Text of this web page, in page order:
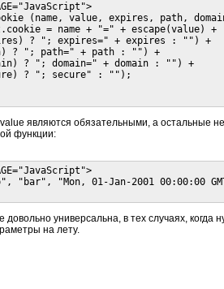
(name, value, expires, path,
= name + "=" + escape(value) +
? "; expires=" + expires : "") +
? "; path=" + path : "") +
? "; domain=" + domain : "") +
? "; secure" : "");
являются обязательными, а остальные
функции:
"bar", "Mon, 01-Jan-2001 00:00:00
универсальна, в тех случаях, когда
на лету.